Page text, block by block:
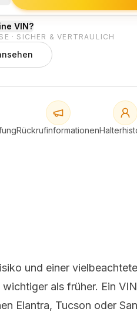
VIN?
· SICHER & VERTRAULICH
Rückrufinformationen
und einer
als früher. Ein
Elantra, Tucson oder